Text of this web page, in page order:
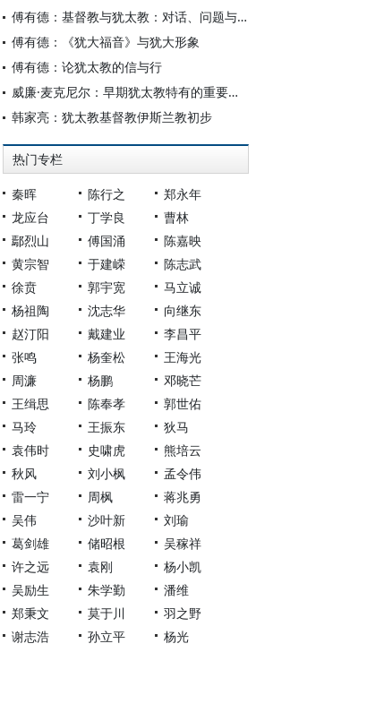
傅有德：基督教与犹太教：对话、问题与前景
傅有德：《犹大福音》与犹大形象
傅有德：论犹太教的信与行
威廉·麦克尼尔：早期犹太教特有的重要性和独特的生命力
韩家亮：犹太教基督教伊斯兰教初步
热门专栏
秦晖 陈行之
郑永年
龙应台
丁学良
曹林
鄢烈山
傅国涌
陈嘉映
黄宗智
于建嵘
陈志武
徐贲
郭宇宽
马立诚
杨祖陶
沈志华
向继东
赵汀阳
戴建业
李昌平
张鸣
杨奎松
王海光
周濂
杨鹏
邓晓芒
王缉思
陈奉孝
郭世佑
马玲
王振东
狄马
袁伟时
史啸虎
熊培云
秋风
刘小枫
孟令伟
雷一宁
周枫
蒋兆勇
吴伟
沙叶新
刘瑜
葛剑雄
储昭根
吴稼祥
许之远
袁刚
杨小凯
吴励生
朱学勤
潘维
郑秉文
莫于川
羽之野
谢志浩
孙立平 杨光